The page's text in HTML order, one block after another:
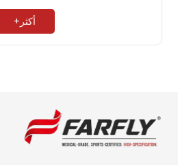
أكثر+